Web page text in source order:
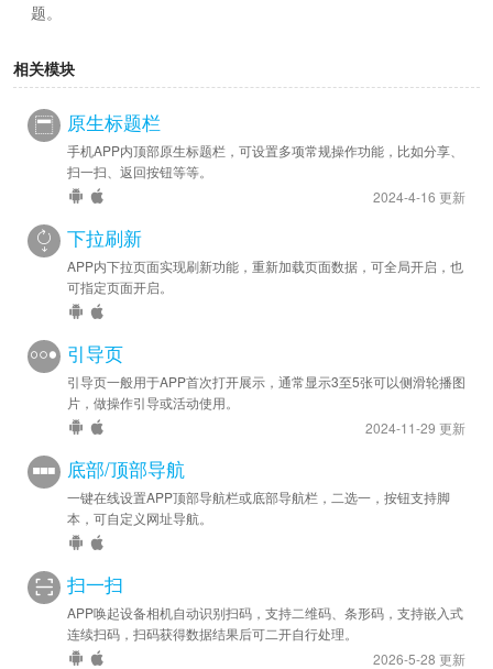
题。
相关模块
原生标题栏
手机APP内顶部原生标题栏，可设置多项常规操作功能，比如分享、
扫一扫、返回按钮等等。
2024-4-16 更新
下拉刷新
APP内下拉页面实现刷新功能，重新加载页面数据，可全局开启，也
可指定页面开启。
引导页
引导页一般用于APP首次打开展示，通常显示3至5张可以侧滑轮播图
片，做操作引导或活动使用。
2024-11-29 更新
底部/顶部导航
一键在线设置APP顶部导航栏或底部导航栏，二选一，按钮支持脚
本，可自定义网址导航。
扫一扫
APP唤起设备相机自动识别扫码，支持二维码、条形码，支持嵌入式
连续扫码，扫码获得数据结果后可二开自行处理。
2026-5-28 更新